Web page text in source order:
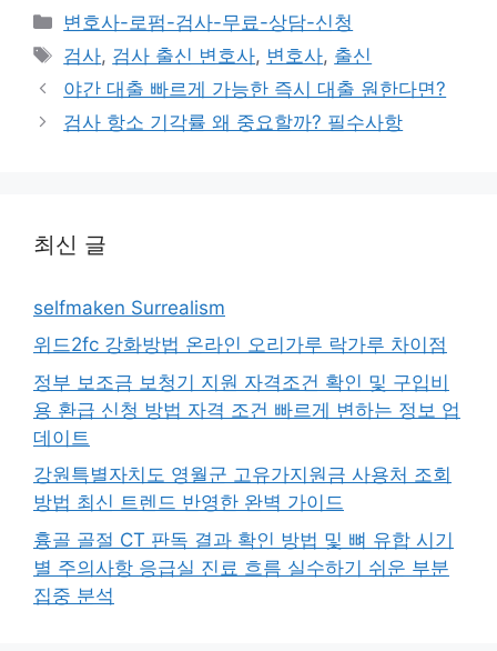
카
테
고
리
변호사-로펌-검사-무료-상담-신청
태
그
검사, 검사 출신 변호사, 변호사, 출신
야간 대출 빠르게 가능한 즉시 대출 원한다면?
검사 항소 기각률 왜 중요할까? 필수사항
최신 글
selfmaken Surrealism
위드2fc 강화방법 온라인 오리가루 락가루 차이점
정부 보조금 보청기 지원 자격조건 확인 및 구입비
용 환급 신청 방법 자격 조건 빠르게 변하는 정보 업
데이트
강원특별자치도 영월군 고유가지원금 사용처 조회
방법 최신 트렌드 반영한 완벽 가이드
흉골 골절 CT 판독 결과 확인 방법 및 뼈 유합 시기
별 주의사항 응급실 진료 흐름 실수하기 쉬운 부분
집중 분석